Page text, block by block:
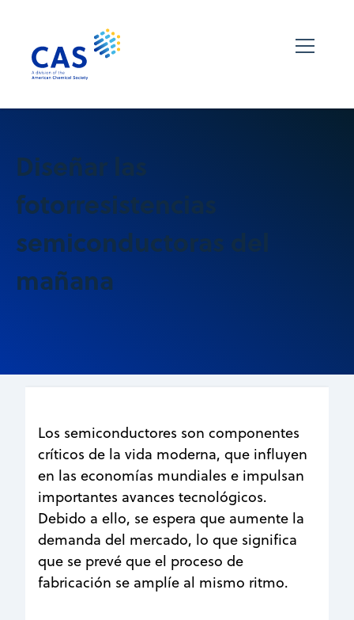
Diseñar las
fotorresistencias
semiconductoras del
mañana
Los semiconductores son componentes
críticos de la vida moderna, que influyen
en las economías mundiales e impulsan
importantes avances tecnológicos.
Debido a ello, se espera que aumente la
demanda del mercado, lo que significa
que se prevé que el proceso de
fabricación se amplíe al mismo ritmo.